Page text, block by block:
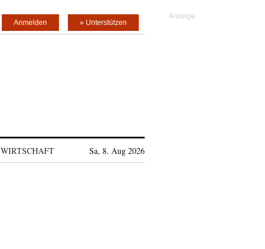
» Unterstützen
Anmelden
WIRTSCHAFT Sa, 8. Aug 2026